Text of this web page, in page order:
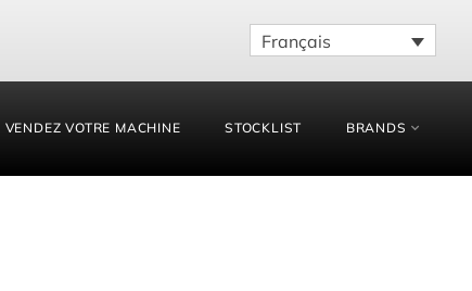
Français
VENDEZ VOTRE MACHINE STOCKLIST BRANDS